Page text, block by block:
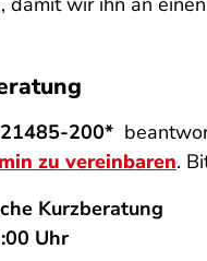
200*
zu vereinbaren.
Kurzberatung
Uhr